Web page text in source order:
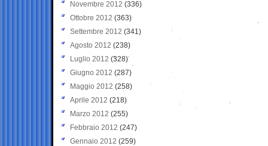
Novembre 2012 (336)
Ottobre 2012 (363)
Settembre 2012 (341)
Agosto 2012 (238)
Luglio 2012 (328)
Giugno 2012 (287)
Maggio 2012 (258)
Aprile 2012 (218)
Marzo 2012 (255)
Febbraio 2012 (247)
Gennaio 2012 (259)